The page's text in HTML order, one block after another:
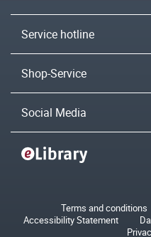
Service hotline
Shop-Service
Social Media
Terms and conditions
Accessibility Statement